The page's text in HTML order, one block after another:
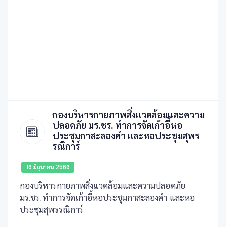
กองบริหารกายภาพสิ่งแวดล้อมและความ
ปลอดภัย มร.ชร. ทำการจัดเก้าอี้หอ
ประชุมกาสะลองคำ และหอประชุมสุพร
รณิการ์
16 มิถุนายน 2566
กองบริหารกายภาพสิ่งแวดล้อมและความปลอดภัย
มร.ชร. ทำการจัดเก้าอี้หอประชุมกาสะลองคำ และหอ
ประชุมสุพรรณิการ์